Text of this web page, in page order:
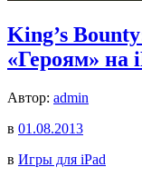
King’s
«Героям» на
Автор: admin
в 01.08.2013
в Игры для iPad